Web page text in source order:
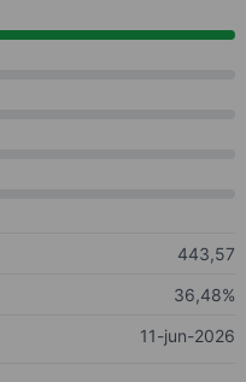
443,57
36,48%
11-jun-2026